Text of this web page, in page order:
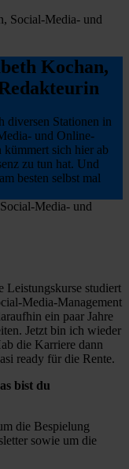
Social-Media- und
Kochan,
diversen Stationen in
und Online-
sich hier ab
zu tun hat. Und
besten selbst mal
Leistungskurse studiert
Media-Management
ein paar Jahre
Jetzt bin ich wieder
die Karriere dann
ready für die Rente.
bist du
die Bespielung
sowie um die